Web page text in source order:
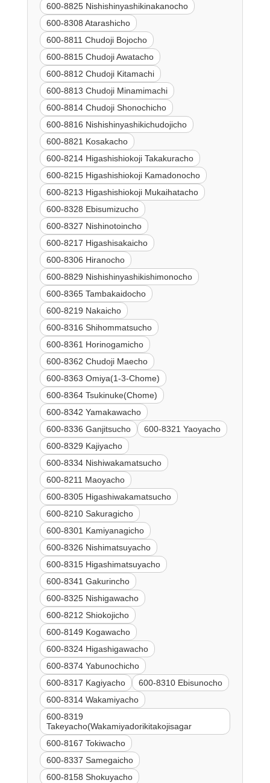
600-8825 Nishishinyashikinakanocho
600-8308 Atarashicho
600-8811 Chudoji Bojocho
600-8815 Chudoji Awatacho
600-8812 Chudoji Kitamachi
600-8813 Chudoji Minamimachi
600-8814 Chudoji Shonochicho
600-8816 Nishishinyashikichudojicho
600-8821 Kosakacho
600-8214 Higashishiokoji Takakuracho
600-8215 Higashishiokoji Kamadonocho
600-8213 Higashishiokoji Mukaihatacho
600-8328 Ebisumizucho
600-8327 Nishinotoincho
600-8217 Higashisakaicho
600-8306 Hiranocho
600-8829 Nishishinyashikishimonocho
600-8365 Tambakaidocho
600-8219 Nakaicho
600-8316 Shihommatsucho
600-8361 Horinogamicho
600-8362 Chudoji Maecho
600-8363 Omiya(1-3-Chome)
600-8364 Tsukinuke(Chome)
600-8342 Yamakawacho
600-8336 Ganjitsucho
600-8321 Yaoyacho
600-8329 Kajiyacho
600-8334 Nishiwakamatsucho
600-8211 Maoyacho
600-8305 Higashiwakamatsucho
600-8210 Sakuragicho
600-8301 Kamiyanagicho
600-8326 Nishimatsuyacho
600-8315 Higashimatsuyacho
600-8341 Gakurincho
600-8325 Nishigawacho
600-8212 Shiokojicho
600-8149 Kogawacho
600-8324 Higashigawacho
600-8374 Yabunochicho
600-8317 Kagiyacho
600-8310 Ebisunocho
600-8314 Wakamiyacho
600-8319
Takeyacho(Wakamiyadorikitakojisagar
600-8167 Tokiwacho
600-8337 Samegaicho
600-8158 Shokuyacho